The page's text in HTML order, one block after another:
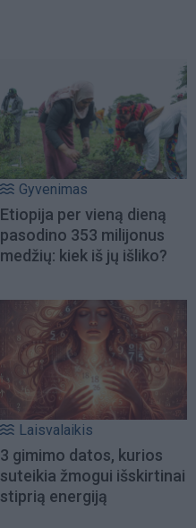
Gyvenimas
Etiopija per vieną dieną
pasodino 353 milijonus
medžių: kiek iš jų išliko?
Laisvalaikis
3 gimimo datos, kurios
suteikia žmogui išskirtinai
stiprią energiją